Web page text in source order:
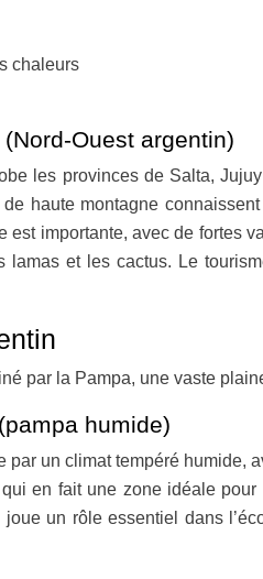
chaleurs
Ouest argentin)
les provinces de Salta,
haute montagne
est importante, avec de
lamas et les cactus. Le
par la Pampa, une vaste
humide)
par un climat tempéré
en fait une zone idéale
un rôle essentiel dans